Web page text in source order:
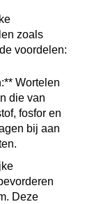
zoals
voordelen:
Wortelen
die van
fosfor en
bij aan
Deze